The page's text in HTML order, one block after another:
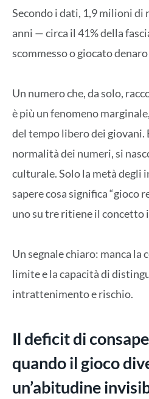
Secondo i dati, 1,9 milioni di
anni — circa il 41% della
scommesso o giocato
Un numero che, da solo,
è più un fenomeno
del tempo libero dei giovani.
normalità dei numeri, si
culturale. Solo la metà degli
sapere cosa significa “gioco
uno su tre ritiene il concetto
Un segnale chiaro: manca la
limite e la capacità di
intrattenimento e rischio.
Il deficit di
quando il gioco
un’abitudine